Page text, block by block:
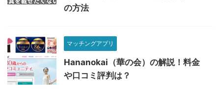
の方法
マッチングアプリ
Hananokai（華の会）の解説！料金
や口コミ評判は？